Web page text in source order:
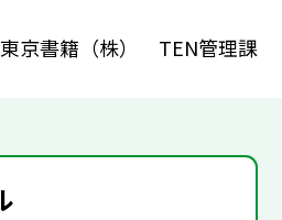
東京書籍（株） TEN管理課